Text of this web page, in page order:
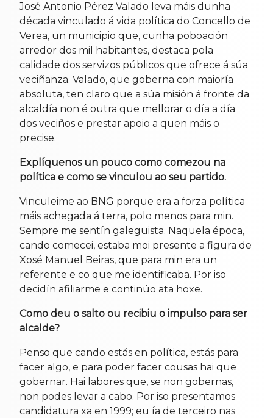
José Antonio Pérez Valado leva máis dunha
década vinculado á vida política do Concello de
Verea, un municipio que, cunha poboación
arredor dos mil habitantes, destaca pola
calidade dos servizos públicos que ofrece á súa
veciñanza. Valado, que goberna con maioría
absoluta, ten claro que a súa misión á fronte da
alcaldía non é outra que mellorar o día a día
dos veciños e prestar apoio a quen máis o
precise.
Explíquenos un pouco como comezou na
política e como se vinculou ao seu partido.
Vinculeime ao BNG porque era a forza política
máis achegada á terra, polo menos para min.
Sempre me sentín galeguista. Naquela época,
cando comecei, estaba moi presente a figura de
Xosé Manuel Beiras, que para min era un
referente e co que me identificaba. Por iso
decidín afiliarme e continúo ata hoxe.
Como deu o salto ou recibiu o impulso para ser
alcalde?
Penso que cando estás en política, estás para
facer algo, e para poder facer cousas hai que
gobernar. Hai labores que, se non gobernas,
non podes levar a cabo. Por iso presentamos
candidatura xa en 1999; eu ía de terceiro nas